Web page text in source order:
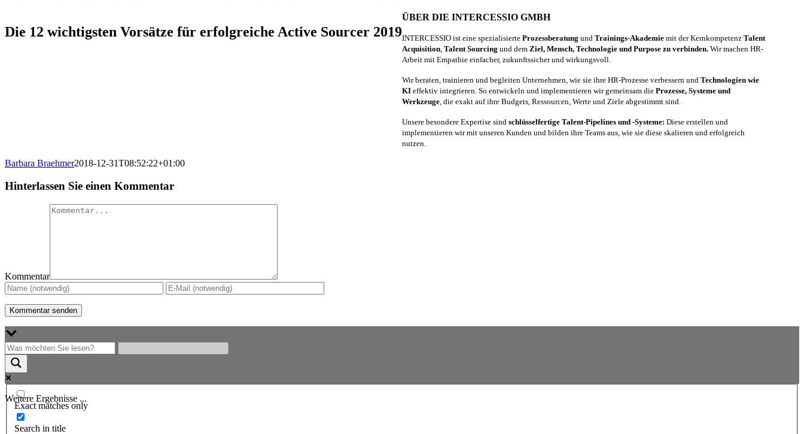
Die 12 wichtigsten Vorsätze für erfolgreiche Active Sourcer 2019
Barbara Braehmer2018-12-31T08:52:22+01:00
Hinterlassen Sie einen Kommentar
Kommentar
Weitere Ergebnisse ...
Exact matches only
Search in title
ÜBER DIE INTERCESSIO GMBH
INTERCESSIO ist eine spezialisierte Prozessberatung und Trainings-Akademie mit der Kernkompetenz Talent
Acquisition Talent Sourcing und dem Ziel, Mensch, Technologie und Purpose zu verbinden. Wir machen HR-
Arbeit mit Empathie einfacher, zukunftssicher und wirkungsvoll.
Wir beraten, trainieren und begleiten Unternehmen, wie sie ihre HR-Prozesse verbessern und Technologien wie
KI effektiv integrieren. So entwickeln und implementieren wir gemeinsam die Prozesse, Systeme und
Werkzeuge , die exakt auf ihre Budgets, Ressourcen, Werte und Ziele abgestimmt sind.
Unsere besondere Expertise sind schlüsselfertige Talent-Pipelines und -Systeme: Diese erstellen und
implementieren wir mit unseren Kunden und bilden ihre Teams aus, wie sie diese skalieren und erfolgreich
nutzen.